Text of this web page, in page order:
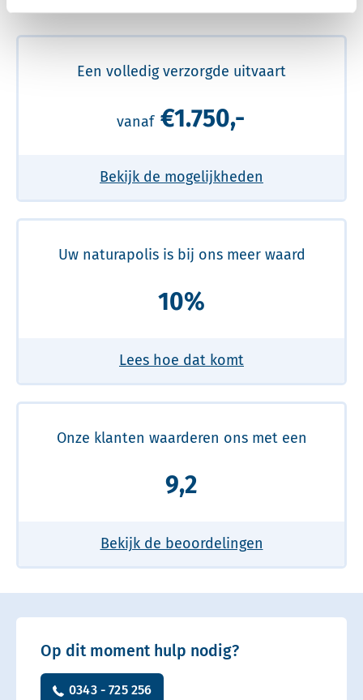
Een volledig verzorgde uitvaart
vanaf €1.750,-
Bekijk de mogelijkheden
Uw naturapolis is bij ons meer waard
10%
Lees hoe dat komt
Onze klanten waarderen ons met een
9,2
Bekijk de beoordelingen
Op dit moment hulp nodig?
0343 - 725 256